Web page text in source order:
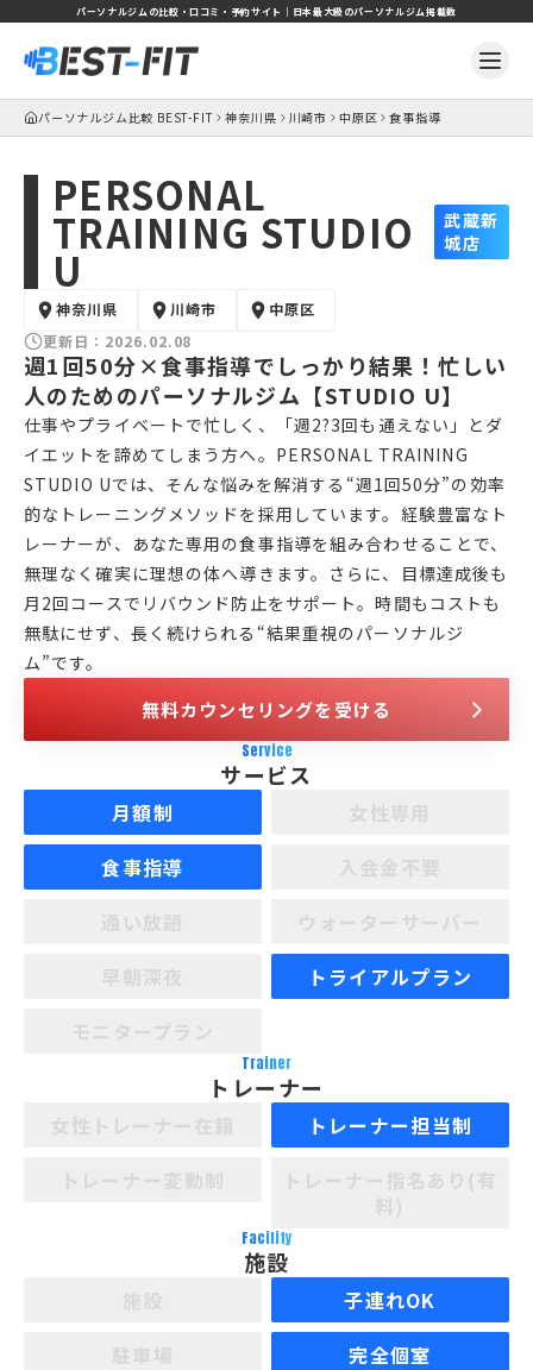
パーソナルジムの比較・口コミ・予約サイト｜日本最大級のパーソナルジム掲載数
パーソナルジム比較 BEST-FIT 神奈川県 川崎市 中原区 食事指導
PERSONAL
TRAINING STUDIO
U
武蔵新
城店
神奈川県 川崎市
中原区
更新日： 2026.02.08
週1回50分×食事指導でしっかり結果！忙しい
人のためのパーソナルジム【STUDIO U】
仕事やプライベートで忙しく、「週2?3回も通えない」とダ
イエットを諦めてしまう方へ。PERSONAL TRAINING
STUDIO Uでは、そんな悩みを解消する“週1回50分”の効率
的なトレーニングメソッドを採用しています。経験豊富なト
レーナーが、あなた専用の食事指導を組み合わせることで、
無理なく確実に理想の体へ導きます。さらに、目標達成後も
月2回コースでリバウンド防止をサポート。時間もコストも
無駄にせず、長く続けられる“結果重視のパーソナルジ
ム”です。
無料カウンセリングを受ける
Service
サービス
月額制
食事指導
トライアルプラン
Trainer
トレーナー
トレーナー担当制
Facility
施設
子連れOK
完全個室